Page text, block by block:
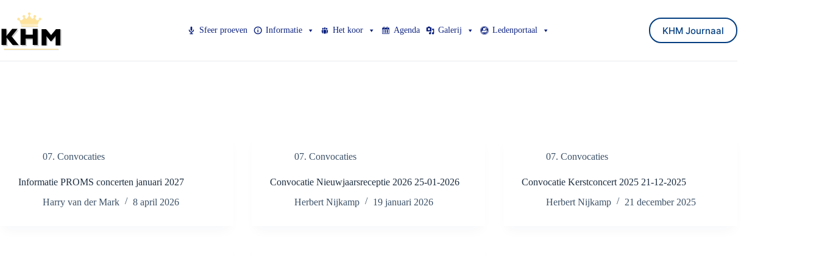
de
inhoud
Sfeer proeven Informatie Het koor Agenda Galerij Ledenportaal KHM Journaal
07. Convocaties
Informatie PROMS concerten januari 2027
Harry van der Mark
8 april 2026
07. Convocaties
Convocatie Nieuwjaarsreceptie 2026 25-01-2026
Herbert Nijkamp
19 januari 2026
07. Convocaties
Convocatie Kerstconcert 2025 21-12-2025
Herbert Nijkamp
21 december 2025